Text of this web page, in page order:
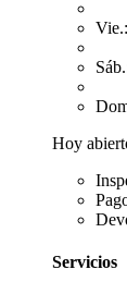
Hoy
Servicios